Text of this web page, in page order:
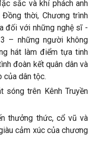
sắc và khí phách anh
thời, Chương trình
đối với những nghệ sĩ -
– những người không
hát làm điểm tựa tinh
đoàn kết quân dân và
của dân tộc.
sóng trên Kênh Truyền
thưởng thức, cổ vũ và
cảm xúc của chương